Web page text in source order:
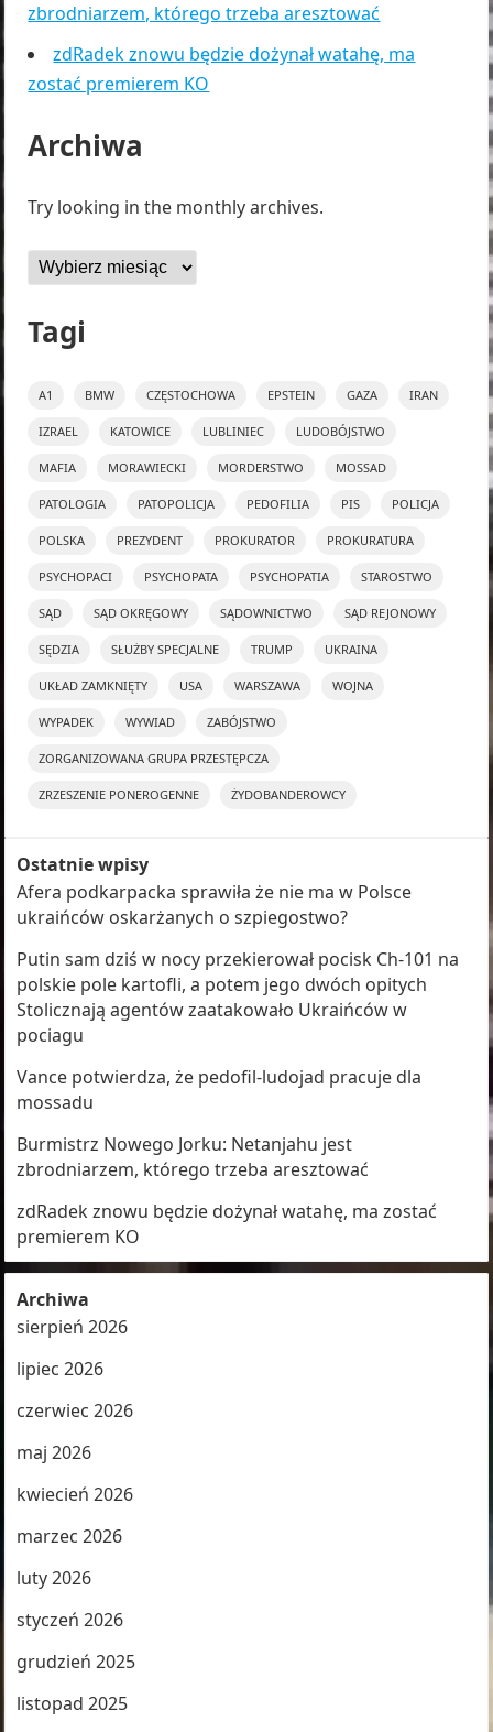
zbrodniarzem, którego trzeba aresztować
zdRadek znowu będzie dożynał watahę, ma
zostać premierem KO
Archiwa
Try looking in the monthly archives.
Archiwa
Tagi
A1 BMW CZĘSTOCHOWA EPSTEIN GAZA IRAN
IZRAEL KATOWICE LUBLINIEC LUDOBÓJSTWO
MAFIA MORAWIECKI MORDERSTWO MOSSAD
PATOLOGIA PATOPOLICJA PEDOFILIA PIS POLICJA
POLSKA PREZYDENT PROKURATOR PROKURATURA
PSYCHOPACI PSYCHOPATA PSYCHOPATIA STAROSTWO
SĄD SĄD OKRĘGOWY SĄDOWNICTWO SĄD REJONOWY
SĘDZIA SŁUŻBY SPECJALNE TRUMP UKRAINA
UKŁAD ZAMKNIĘTY USA WARSZAWA WOJNA
WYPADEK WYWIAD ZABÓJSTWO
ZORGANIZOWANA GRUPA PRZESTĘPCZA
ZRZESZENIE PONEROGENNE ŻYDOBANDEROWCY
Ostatnie wpisy
Afera podkarpacka sprawiła że nie ma w Polsce
ukraińców oskarżanych o szpiegostwo?
Putin sam dziś w nocy przekierował pocisk Ch-101 na
polskie pole kartofli, a potem jego dwóch opitych
Stolicznają agentów zaatakowało Ukraińców w
pociagu
Vance potwierdza, że pedofil-ludojad pracuje dla
mossadu
Burmistrz Nowego Jorku: Netanjahu jest
zbrodniarzem, którego trzeba aresztować
zdRadek znowu będzie dożynał watahę, ma zostać
premierem KO
Archiwa
sierpień 2026
lipiec 2026
czerwiec 2026
maj 2026
kwiecień 2026
marzec 2026
luty 2026
styczeń 2026
grudzień 2025
listopad 2025